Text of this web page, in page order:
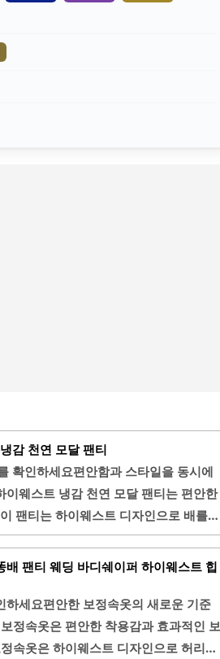
감 천연 모달 팬티
확인하세요편안함과 스타일을 동시에
웨스트 냉감 천연 모달 팬티는 편안한
팬티는 하이웨스트 디자인으로 배를
있습니다. 천연 모달 소재로 제작되어
자극을 주지 않아 편안한 착용이 가능
션이 마련되어 있어, 많은 여성들이 자
있습니다. 이 팬티는 압박감이 없고 적
인 활동에서도 편안함을 유지할 수 있
팬티 웨딩 바디쉐이퍼 하이웨스트 힙
세요편안한 보정속옷의 새로운 기준
정속옷은 편안한 착용감과 효과적인 보
속옷은 하이웨스트 디자인으로 허리와